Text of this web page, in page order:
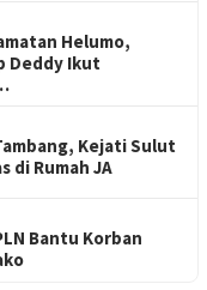
Helumo,
Deddy Ikut
Kejati Sulut
di Rumah JA
Bantu Korban